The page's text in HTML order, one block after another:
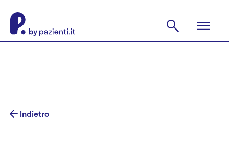
Indietro